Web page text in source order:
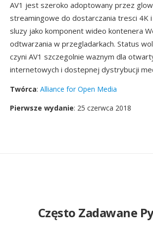
AV1 jest szeroko adoptowany przez
streamingowe do dostarczania tresci 4K
sluzy jako komponent wideo kontenera
odtwarzania w przegladarkach. Status
czyni AV1 szczegolnie waznym dla
internetowych i dostepnej dystrybucji
Twórca: Alliance for Open Media
Pierwsze wydanie: 25 czerwca 2018
Często Zadawane